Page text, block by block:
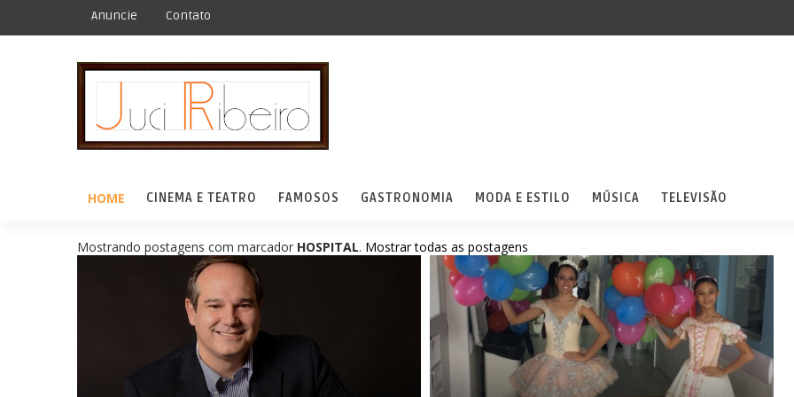
Anuncie Contato
HOME CINEMA E TEATRO FAMOSOS GASTRONOMIA MODA E ESTILO MÚSICA TELEVISÃO
Mostrando postagens com marcador HOSPITAL. Mostrar todas as postagens